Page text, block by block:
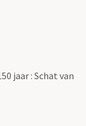
jaar : Schat van